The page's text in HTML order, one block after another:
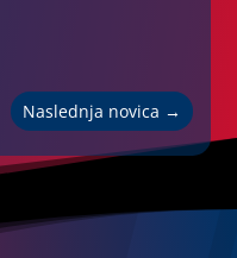
Naslednja novica →